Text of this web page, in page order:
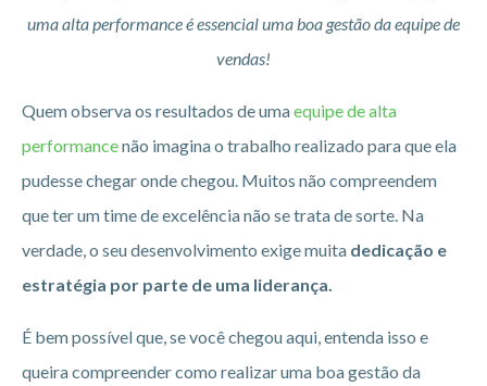
uma alta performance é essencial uma boa gestão da equipe de
vendas!
Quem observa os resultados de umaequipe de alta
performancenão imagina o trabalho realizado para que ela
pudesse chegar onde chegou. Muitos não compreendem
que ter um time de excelência não se trata de sorte. Na
verdade, o seu desenvolvimento exige muita dedicação e
estratégia por parte de uma liderança.
É bem possível que, se você chegou aqui, entenda isso e
queira compreender como realizar uma boa gestão da